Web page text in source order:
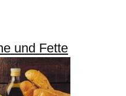
und Fette